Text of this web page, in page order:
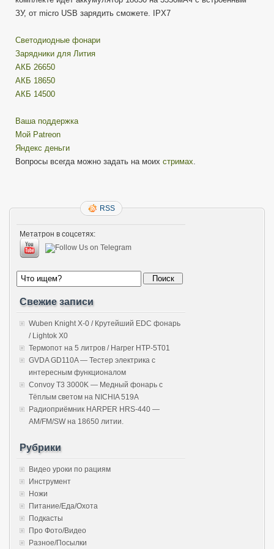
ЗУ, от micro USB зарядить сможете. IPX7
Cветодиодные фонари
Зарядники для Лития
АКБ 26650
АКБ 18650
АКБ 14500
Ваша поддержка
Мой Patreon
Яндекс деньги
Вопросы всегда можно задать на моих стримах
RSS
Метатрон в соцсетях:
Свежие записи
Wuben Knight X-0 / Крутейший EDC фонарь
/ Lightok X0
Термопот на 5 литров / Harper HTP-5T01
GVDA GD110A — Тестер электрика с
интересным функционалом
Convoy T3 3000K — Медный фонарь с
Тёплым светом на NICHIA 519A
Радиоприёмник HARPER HRS-440 —
AM/FM/SW на 18650 литии.
Рубрики
Видео уроки по рациям
Инструмент
Ножи
Питание/Еда/Охота
Подкасты
Про Фото/Видео
Разное/Посылки